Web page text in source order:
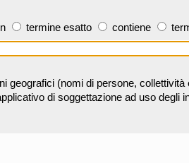
termine esatto contiene
geografici (nomi di persone,
di soggettazione ad uso degli